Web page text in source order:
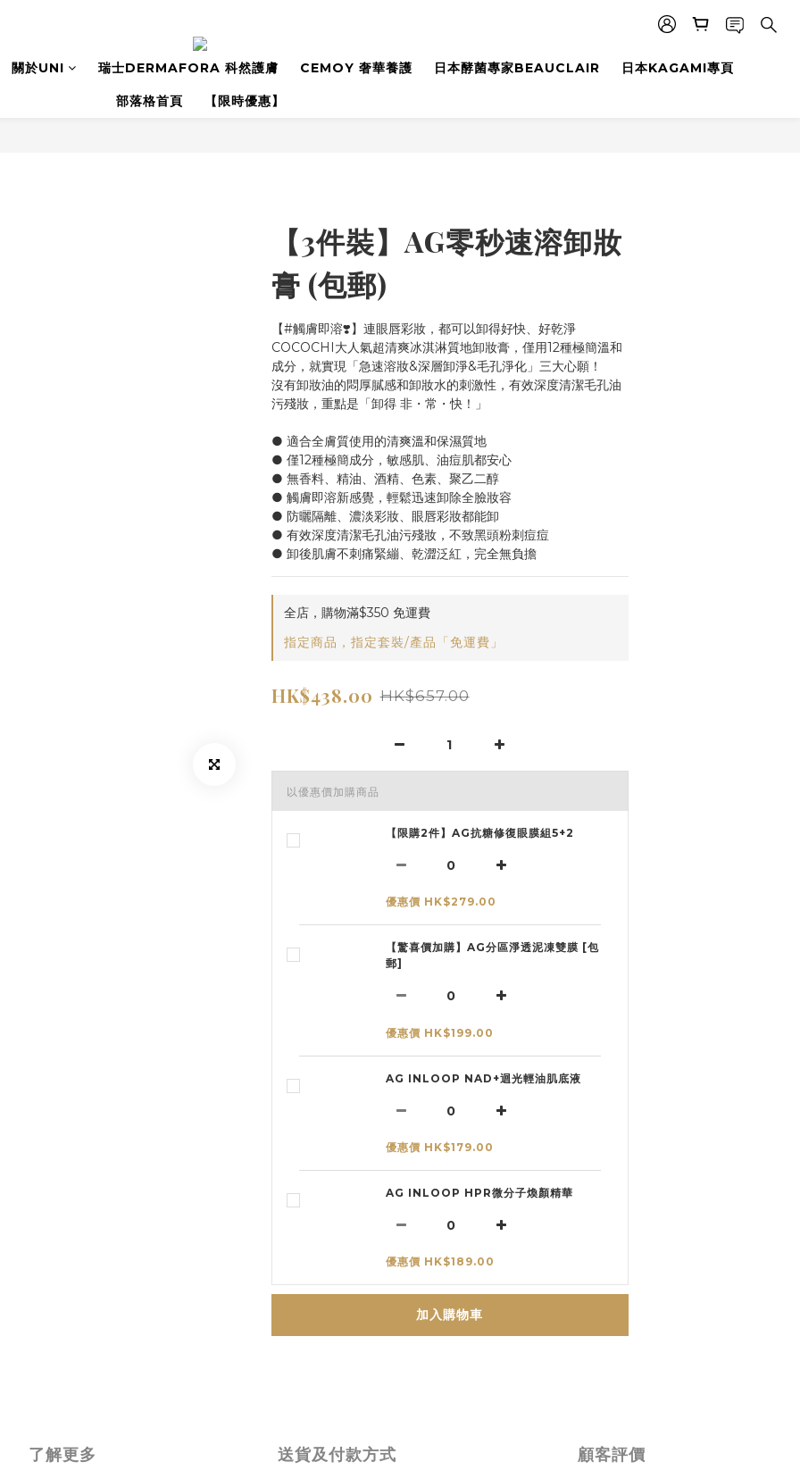
關於UNI 瑞士DERMAFORA 科然護膚 CEMOY 奢華養護 日本酵菌專家BEAUCLAIR 日本KAGAMI專頁
部落格首頁 【限時優惠】
【3件裝】AG零秒速溶卸妝
膏 (包郵)
【#觸膚即溶❣️】連眼唇彩妝，都可以卸得好快、好乾淨
COCOCHI大人氣超清爽冰淇淋質地卸妝膏，僅用12種極簡溫和
成分，就實現「急速溶妝&深層卸淨&毛孔淨化」三大心願！
沒有卸妝油的悶厚膩感和卸妝水的刺激性，有效深度清潔毛孔油
污殘妝，重點是「卸得 非・常・快！」
● 適合全膚質使用的清爽溫和保濕質地
● 僅12種極簡成分，敏感肌、油痘肌都安心
● 無香料、精油、酒精、色素、聚乙二醇
● 觸膚即溶新感覺，輕鬆迅速卸除全臉妝容
● 防曬隔離、濃淡彩妝、眼唇彩妝都能卸
● 有效深度清潔毛孔油污殘妝，不致黑頭粉刺痘痘
● 卸後肌膚不刺痛緊繃、乾澀泛紅，完全無負擔
全店，購物滿$350 免運費
指定商品，指定套裝/產品「免運費」
HK$438.00 HK$657.00
以優惠價加購商品
【限購2件】AG抗糖修復眼膜組5+2
優惠價 HK$279.00
【驚喜價加購】AG分區淨透泥凍雙膜 [包
郵]
優惠價 HK$199.00
AG INLOOP NAD+迴光輕油肌底液
優惠價 HK$179.00
AG INLOOP HPR微分子煥顏精華
優惠價 HK$189.00
加入購物車
了解更多 送貨及付款方式 顧客評價